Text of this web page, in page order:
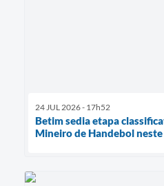
24 JUL 2026 - 17h52
Betim sedia etapa
Mineiro de Handebol